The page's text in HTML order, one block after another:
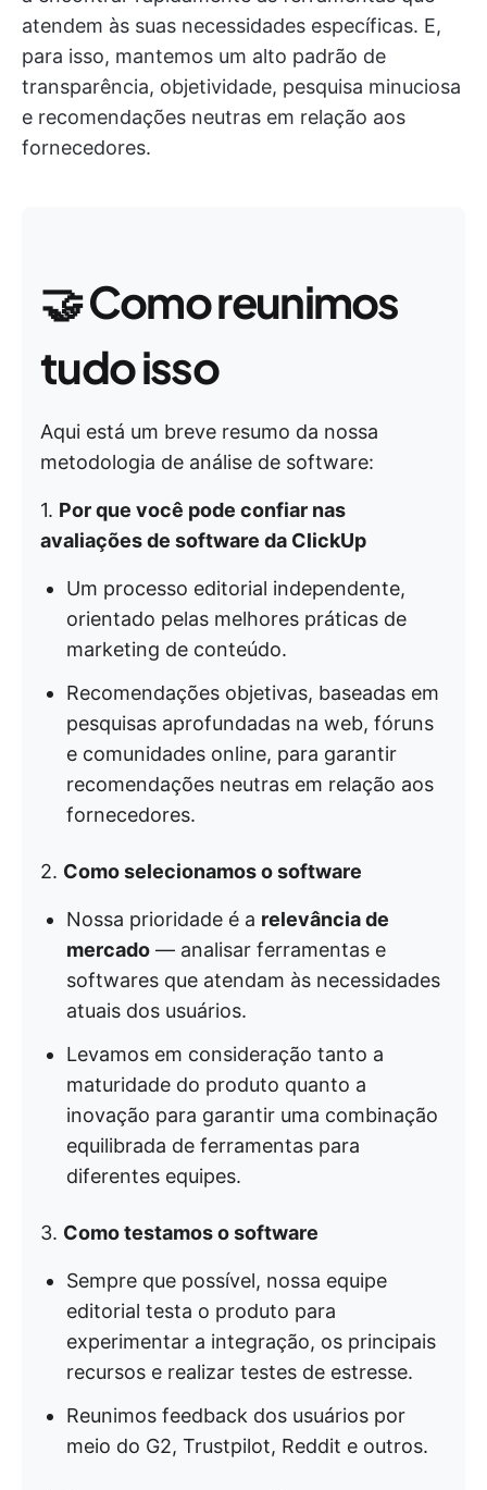
atendem às suas necessidades específicas. E,
para isso, mantemos um alto padrão de
transparência, objetividade, pesquisa minuciosa
e recomendações neutras em relação aos
fornecedores.
🤝Como reunimos
tudo isso
Aqui está um breve resumo da nossa
metodologia de análise de software:
1. Por que você pode confiar nas
avaliações de software da ClickUp
Um processo editorial independente,
orientado pelas melhores práticas de
marketing de conteúdo.
Recomendações objetivas, baseadas em
pesquisas aprofundadas na web, fóruns
e comunidades online, para garantir
recomendações neutras em relação aos
fornecedores.
2. Como selecionamos o software
Nossa prioridade é a relevância de
mercado — analisar ferramentas e
softwares que atendam às necessidades
atuais dos usuários.
Levamos em consideração tanto a
maturidade do produto quanto a
inovação para garantir uma combinação
equilibrada de ferramentas para
diferentes equipes.
3. Como testamos o software
Sempre que possível, nossa equipe
editorial testa o produto para
experimentar a integração, os principais
recursos e realizar testes de estresse.
Reunimos feedback dos usuários por
meio do G2, Trustpilot, Reddit e outros.